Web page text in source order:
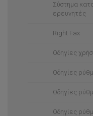
ΑσφάλειαΣύστημα
ερευνητές
Right Fax
Οδηγίες
Οδηγίες
Οδηγίες
Οδηγίες